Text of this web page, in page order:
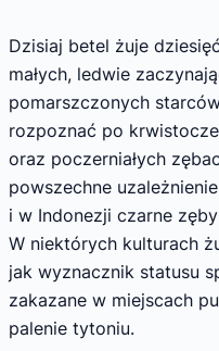
Dzisiaj betel żuje
małych, ledwie
pomarszczonych
rozpoznać po
oraz poczerniałych
powszechne
i w Indonezji czarne
W niektórych kulturach
jak wyznacznik statusu
zakazane w miejscach
palenie tytoniu.